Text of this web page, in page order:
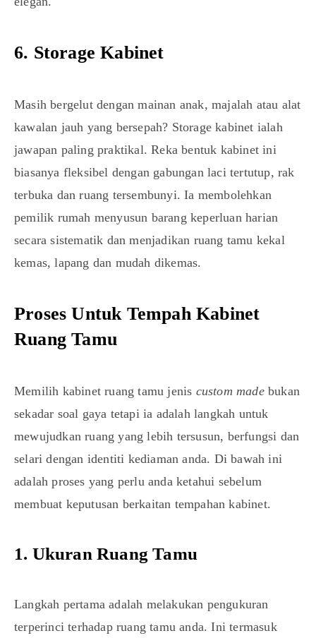
6. Storage Kabinet
Masih bergelut dengan mainan anak, majalah atau alat
kawalan jauh yang bersepah? Storage kabinet ialah
jawapan paling praktikal. Reka bentuk kabinet ini
biasanya fleksibel dengan gabungan laci tertutup, rak
terbuka dan ruang tersembunyi. Ia membolehkan
pemilik rumah menyusun barang keperluan harian
secara sistematik dan menjadikan ruang tamu kekal
kemas, lapang dan mudah dikemas.
Proses Untuk Tempah Kabinet
Ruang Tamu
Memilih kabinet ruang tamu jenis custom madebukan
sekadar soal gaya tetapi ia adalah langkah untuk
mewujudkan ruang yang lebih tersusun, berfungsi dan
selari dengan identiti kediaman anda. Di bawah ini
adalah proses yang perlu anda ketahui sebelum
membuat keputusan berkaitan tempahan kabinet.
1. Ukuran Ruang Tamu
Langkah pertama adalah melakukan pengukuran
terperinci terhadap ruang tamu anda. Ini termasuk